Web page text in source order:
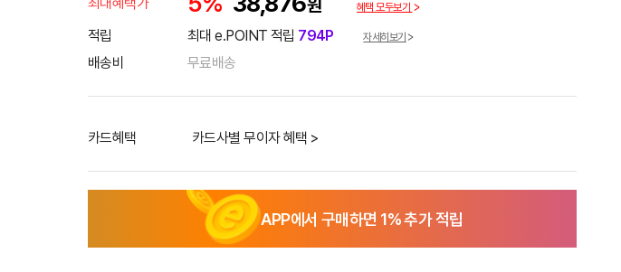
원 혜택 모두보기
적립 최대 e.POINT 적립 794P 자세히보기
배송비 무료배송
카드혜택 카드사별 무이자 혜택 >
APP에서 구매하면 1% 추가 적립